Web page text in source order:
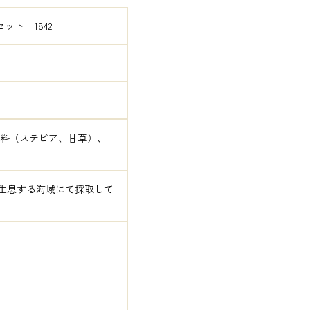
ト　1842
ステビア、甘草）、
する海域にて採取して